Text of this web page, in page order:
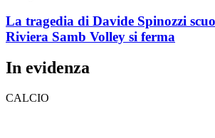
La tragedia di Davide Spinozzi
Riviera Samb Volley si ferma
In evidenza
CALCIO